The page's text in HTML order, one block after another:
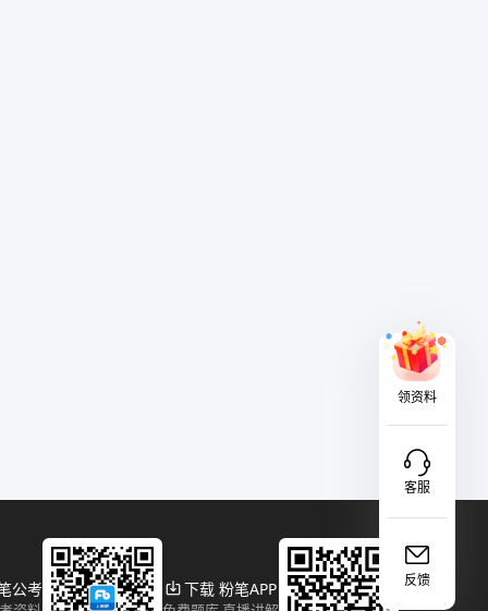
领资料
客服
反馈
公考 下载 粉笔APP